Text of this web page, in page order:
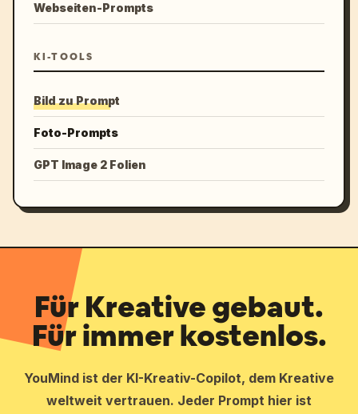
Webseiten-Prompts
KI-TOOLS
Bild zu Prompt
Foto-Prompts
GPT Image 2 Folien
Für Kreative gebaut.
Für immer kostenlos.
YouMind ist der KI-Kreativ-Copilot, dem Kreative
weltweit vertrauen. Jeder Prompt hier ist